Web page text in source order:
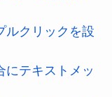
ルクリックを設
にテキストメッ